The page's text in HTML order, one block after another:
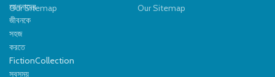
আপনাদের
জীবনকে
সহজ
করতে
FictionCollection
সবসময়
Our Sitemap
Our Sitemap